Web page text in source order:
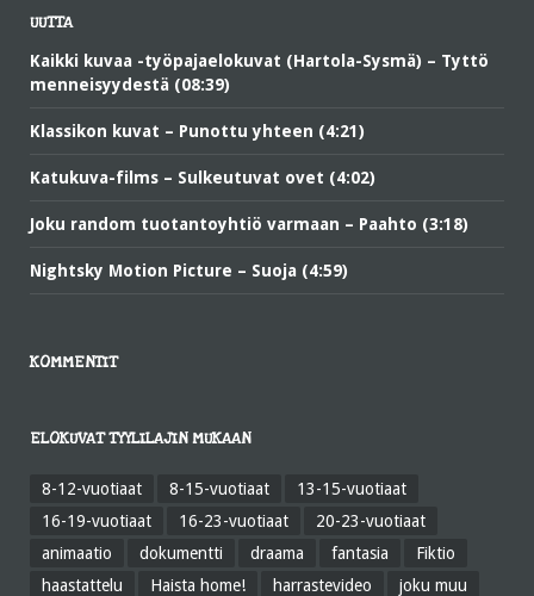
UUTTA
Kaikki kuvaa -työpajaelokuvat (Hartola-Sysmä) – Tyttö
menneisyydestä (08:39)
Klassikon kuvat – Punottu yhteen (4:21)
Katukuva-films – Sulkeutuvat ovet (4:02)
Joku random tuotantoyhtiö varmaan – Paahto (3:18)
Nightsky Motion Picture – Suoja (4:59)
KOMMENTIT
ELOKUVAT TYYLILAJIN MUKAAN
8-12-vuotiaat 8-15-vuotiaat
13-15-vuotiaat
16-19-vuotiaat
16-23-vuotiaat
20-23-vuotiaat
animaatio
dokumentti draama fantasia
Fiktio
haastattelu
Haista home! harrastevideo
joku muu